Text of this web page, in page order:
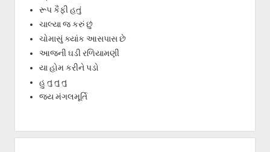
રૂપ કૈફી હતું
ચાલ્યા જ કરું છું
ચોમાસું ક્યાંક આસપાસ છે
આજની ઘડી રળિયામણી
યા હોમ કરીને પડો
હુ તુ તુ તુ
જય મંગલમૂર્તિ